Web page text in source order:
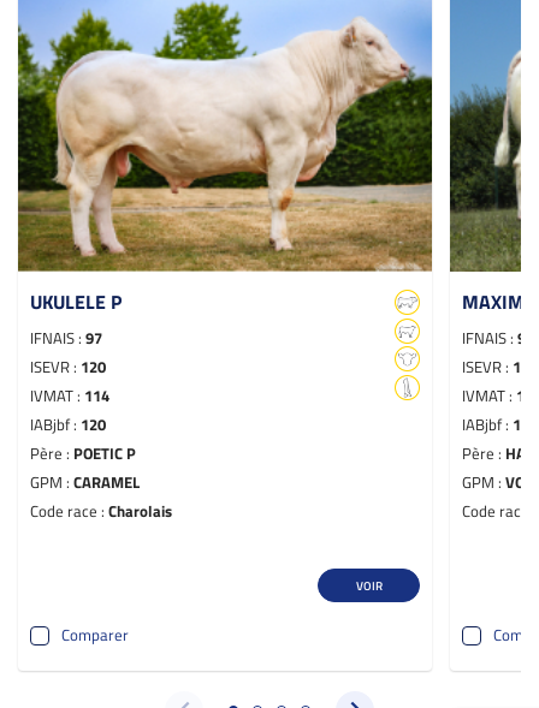
UKULELE P
IFNAIS : 97
ISEVR : 120
IVMAT : 114
IABjbf : 120
Père : POETIC P
GPM : CARAMEL
Code race : Charolais
VOIR
Comparer
IFNAIS :94
ISEVR : 124
IVMAT :
IABjbf : 124
Père :
GPM :
Code race